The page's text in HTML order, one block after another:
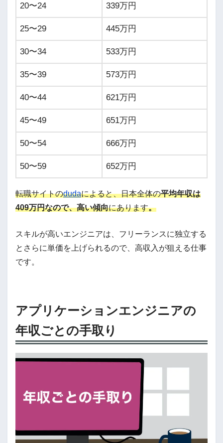
20〜24 339万円
25〜29 445万円
30〜34 533万円
35〜39 573万円
40〜44 621万円
45〜49 651万円
50〜54 666万円
50〜59 652万円
転職サイトのdudaによると、日本全体の平均年収は
409万円なので、高い傾向にあります。
スキルが高いエンジニアは、フリーランスに独立する
とさらに単価を上げられるので、高収入が狙える仕事
です。
アプリケーションエンジニアの
年収ごとの手取り